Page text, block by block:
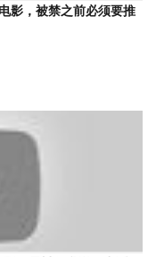
影，被禁之前必须要推